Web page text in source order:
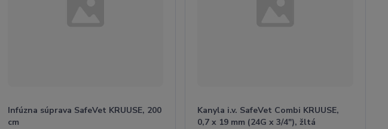
Infúzna súprava SafeVet KRUUSE, 200
cm
Kanyla i.v. SafeVet Combi KRUUSE,
0,7 x 19 mm (24G x 3/4"), žltá